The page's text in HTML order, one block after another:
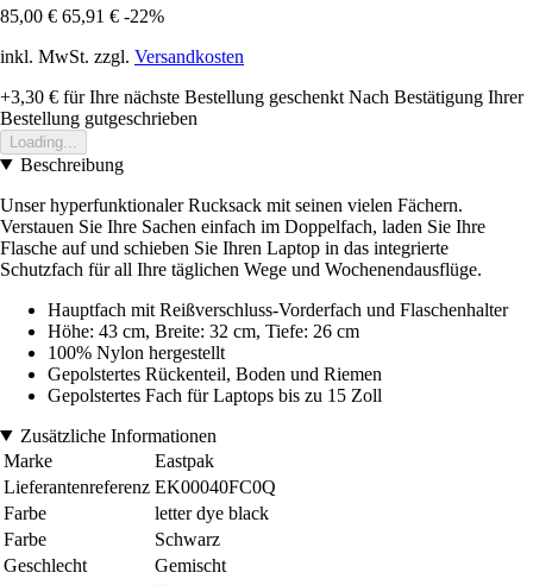
85,00 € 65,91 € -22%
inkl. MwSt. zzgl. Versandkosten
+3,30 € für Ihre nächste Bestellung geschenkt Nach Bestätigung Ihrer
Bestellung gutgeschrieben
Loading...
Beschreibung
Unser hyperfunktionaler Rucksack mit seinen vielen Fächern.
Verstauen Sie Ihre Sachen einfach im Doppelfach, laden Sie Ihre
Flasche auf und schieben Sie Ihren Laptop in das integrierte
Schutzfach für all Ihre täglichen Wege und Wochenendausflüge.
Hauptfach mit Reißverschluss-Vorderfach und Flaschenhalter
Höhe: 43 cm, Breite: 32 cm, Tiefe: 26 cm
100% Nylon hergestellt
Gepolstertes Rückenteil, Boden und Riemen
Gepolstertes Fach für Laptops bis zu 15 Zoll
Zusätzliche Informationen
Marke
Eastpak
Lieferantenreferenz EK00040FC0Q
Farbe
letter dye black
Farbe
Schwarz
Geschlecht
Gemischt